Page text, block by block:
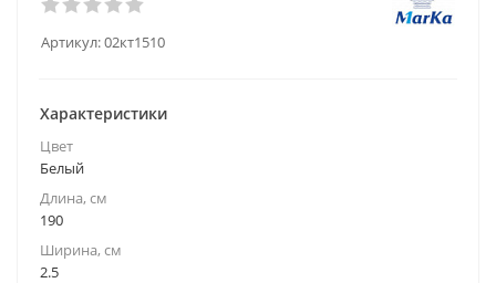
Артикул:02кт1510
Характеристики
Цвет
Белый
Длина, см
190
Ширина, см
2.5